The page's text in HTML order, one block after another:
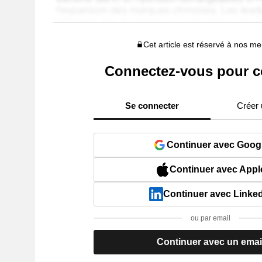
Cet article est réservé à nos
Connectez-vous pour
Se connecter Créer
Continuer avec
Continuer avec
Continuer avec
ou par email
Continuer avec un email